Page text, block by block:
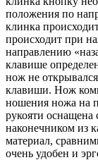
положения по
клинка
происходит при
направлению
клавише
нож не
клавиши. Нож
ношения ножа на
рукояти оснащена
наконечником из
материал,
очень удобен и